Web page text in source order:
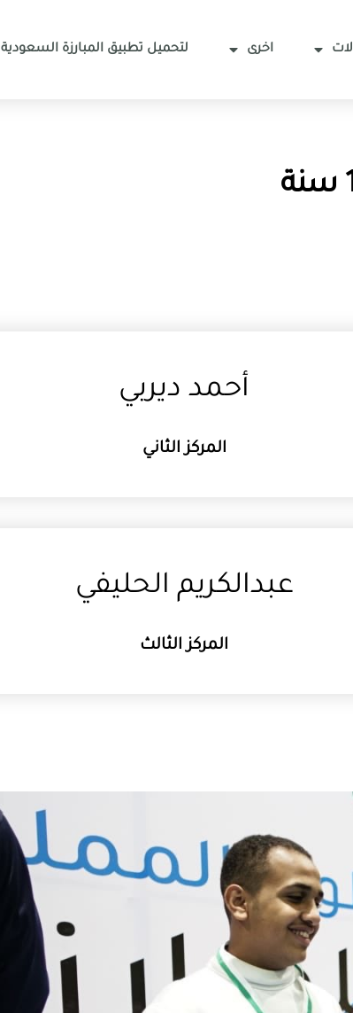
اخرى لتحميل تطبيق المبارزة السعودية
أحمد ديربي
المركز الثاني
عبدالكريم الحليفي
المركز الثالث